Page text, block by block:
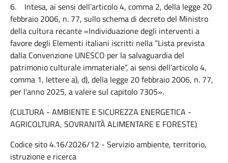
6. Intesa, ai sensi dell’articolo 4, comma 2, della legge 20
febbraio 2006, n. 77, sullo schema di decreto del Ministro
della cultura recante «Individuazione degli interventi a
favore degli Elementi italiani iscritti nella “Lista prevista
dalla Convenzione UNESCO per la salvaguardia del
patrimonio culturale immateriale”, ai sensi dell’articolo 4,
comma 1, lettere a), d), della legge 20 febbraio 2006, n. 77,
per l’anno 2025, a valere sul capitolo 7305».
(CULTURA - AMBIENTE E SICUREZZA ENERGETICA -
AGRICOLTURA, SOVRANITÀ ALIMENTARE E FORESTE)
Codice sito 4.16/2026/12 - Servizio ambiente, territorio,
istruzione e ricerca